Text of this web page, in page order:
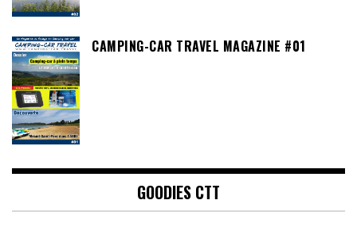
CAMPING-CAR TRAVEL MAGAZINE #01
GOODIES CTT